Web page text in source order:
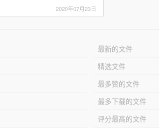
2020年07月23日
最新的文件
精选文件
最多赞的文件
最多下载的文件
评分最高的文件